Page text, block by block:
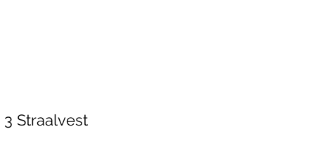
3 Straalvest